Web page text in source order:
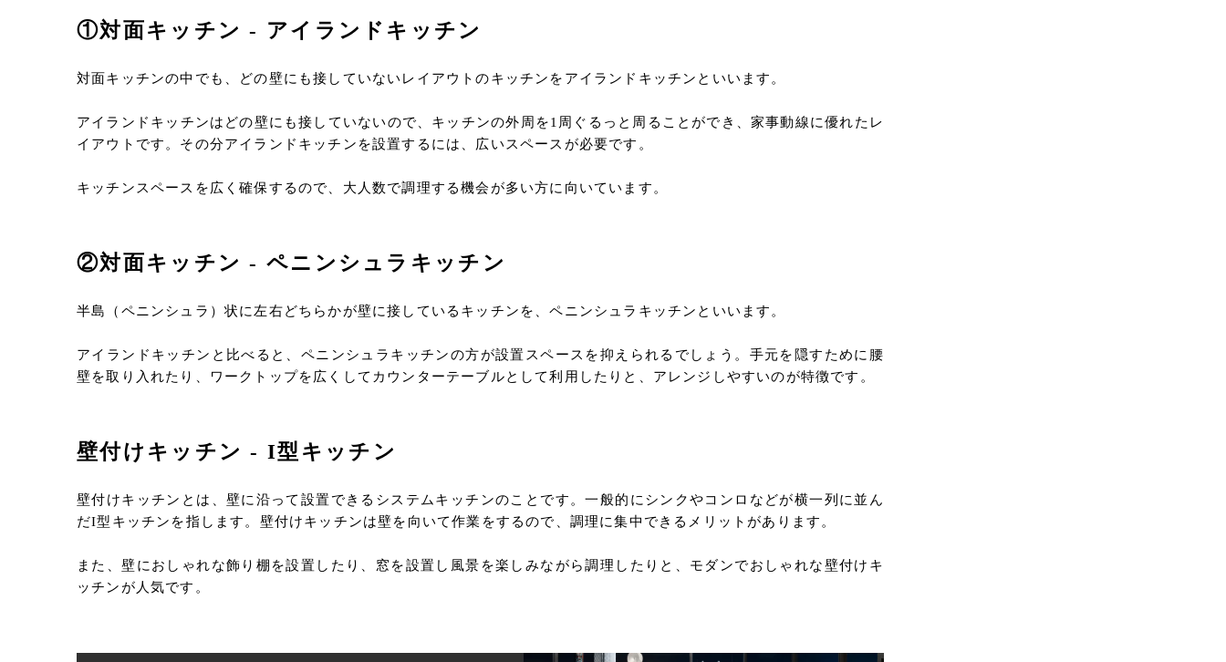
①対面キッチン - アイランドキッチン
対面キッチンの中でも、どの壁にも接していないレイアウトのキッチンをアイランドキッチンといいます。
アイランドキッチンはどの壁にも接していないので、キッチンの外周を1周ぐるっと周ることができ、家事動線に優れたレ
イアウトです。その分アイランドキッチンを設置するには、広いスペースが必要です。
キッチンスペースを広く確保するので、大人数で調理する機会が多い方に向いています。
②対面キッチン - ペニンシュラキッチン
半島（ペニンシュラ）状に左右どちらかが壁に接しているキッチンを、ペニンシュラキッチンといいます。
アイランドキッチンと比べると、ペニンシュラキッチンの方が設置スペースを抑えられるでしょう。手元を隠すために腰
壁を取り入れたり、ワークトップを広くしてカウンターテーブルとして利用したりと、アレンジしやすいのが特徴です。
壁付けキッチン - I型キッチン
壁付けキッチンとは、壁に沿って設置できるシステムキッチンのことです。一般的にシンクやコンロなどが横一列に並ん
だI型キッチンを指します。壁付けキッチンは壁を向いて作業をするので、調理に集中できるメリットがあります。
また、壁におしゃれな飾り棚を設置したり、窓を設置し風景を楽しみながら調理したりと、モダンでおしゃれな壁付けキ
ッチンが人気です。